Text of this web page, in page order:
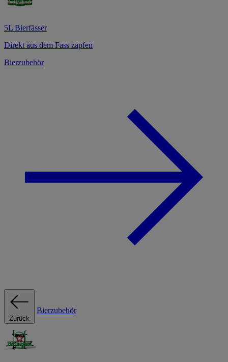
5L Bierfässer
Direkt aus dem Fass zapfen
Bierzubehör
Zurück
Bierzubehör